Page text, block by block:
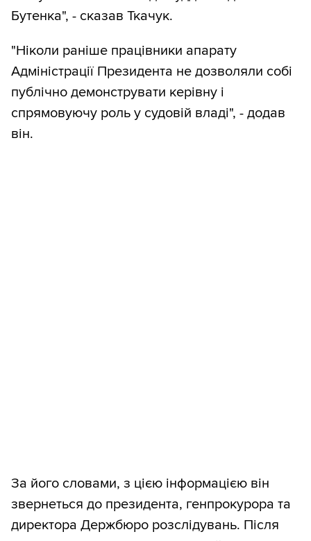
Бутенка", - сказав Ткачук.
"Ніколи раніше працівники апарату
Адміністрації Президента не дозволяли собі
публічно демонструвати керівну і
спрямовуючу роль у судовій владі", - додав
він.
За його словами, з цією інформацією він
звернеться до президента, генпрокурора та
директора Держбюро розслідувань. Після